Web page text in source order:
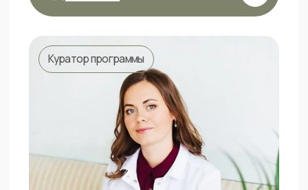
Для того чтобы оплата была для вас более
комфортной и гибкой вы можете оплатить
участие в банковскуюбеспроцентную
все проценты мы берем
на себя.
Срок рассрочки -до 12 месяцев.
но нет всей суммы
Если вы хотите
на наставничество,